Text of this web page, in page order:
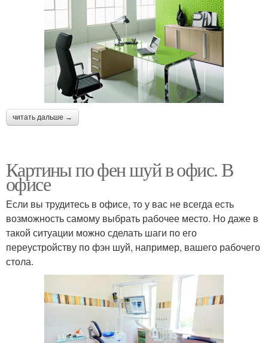
читать дальше →
Картины по фен шуй в офис. В
офисе
Если вы трудитесь в офисе, то у вас не всегда есть
возможность самому выбрать рабочее место. Но даже в
такой ситуации можно сделать шаги по его
переустройству по фэн шуй, например, вашего рабочего
стола.